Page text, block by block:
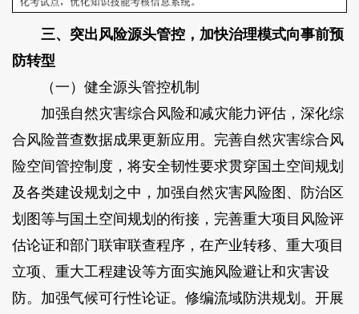
三、突出风险源头管控，加快治理模式向事前预
防转型
（一）健全源头管控机制
加强自然灾害综合风险和减灾能力评估，深化综
合风险普查数据成果更新应用。完善自然灾害综合风
险空间管控制度，将安全韧性要求贯穿国土空间规划
及各类建设规划之中，加强自然灾害风险图、防治区
划图等与国土空间规划的衔接，完善重大项目风险评
估论证和部门联审联查程序，在产业转移、重大项目
立项、重大工程建设等方面实施风险避让和灾害设
防。加强气候可行性论证。修编流域防洪规划。开展